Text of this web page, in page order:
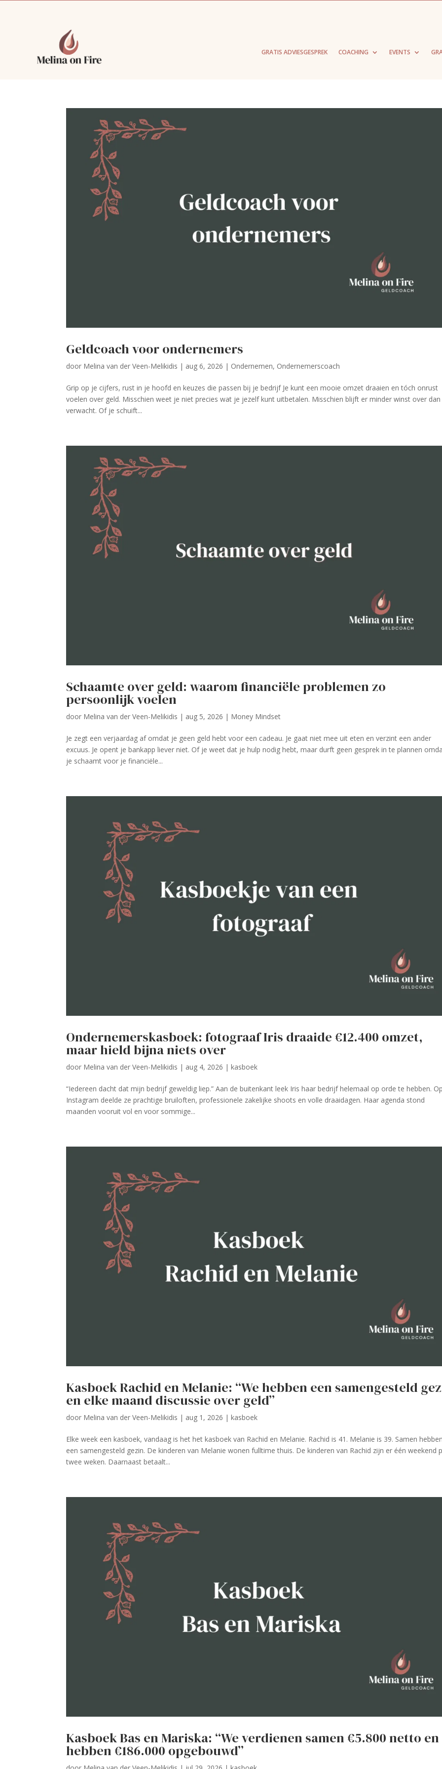
GRATIS ADVIESGESPREK COACHING EVENTS
Geldcoach voor ondernemers
door Melina van der Veen-Melikidis | aug 6, 2026 | Ondernemen, Ondernemerscoach
Grip op je cijfers, rust in je hoofd en keuzes die passen bij je bedrijf Je kunt een mooie omzet draaien en tóch onrust
voelen over geld. Misschien weet je niet precies wat je jezelf kunt uitbetalen. Misschien blijft er minder winst over
verwacht. Of je schuift...
Schaamte over geld: waarom financiële problemen zo
persoonlijk voelen
door Melina van der Veen-Melikidis | aug 5, 2026 | Money Mindset
Je zegt een verjaardag af omdat je geen geld hebt voor een cadeau. Je gaat niet mee uit eten en verzint een ander
excuus. Je opent je bankapp liever niet. Of je weet dat je hulp nodig hebt, maar durft geen gesprek in te plannen
je schaamt voor je financiële...
Ondernemerskasboek: fotograaf Iris draaide €12.400 omzet,
maar hield bijna niets over
door Melina van der Veen-Melikidis | aug 4, 2026 |kasboek
“Iedereen dacht dat mijn bedrijf geweldig liep.” Aan de buitenkant leek Iris haar bedrijf helemaal op orde te hebben.
Instagram deelde ze prachtige bruiloften, professionele zakelijke shoots en volle draaidagen. Haar agenda stond
maanden vooruit vol en voor sommige...
Kasboek Rachid en Melanie: “We hebben een samengesteld
en elke maand discussie over geld”
door Melina van der Veen-Melikidis | aug 1, 2026 |kasboek
Elke week een kasboek, vandaag is het het kasboek van Rachid en Melanie. Rachid is 41. Melanie is 39. Samen
een samengesteld gezin. De kinderen van Melanie wonen fulltime thuis. De kinderen van Rachid zijn er één weekend
twee weken. Daarnaast betaalt...
Kasboek Bas en Mariska: “We verdienen samen €5.800 netto en
hebben €186.000 opgebouwd”